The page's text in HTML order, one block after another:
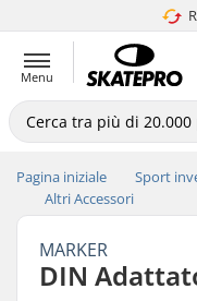
Menu
Pagina iniziale Sport
Altri Accessori
MARKER
DIN